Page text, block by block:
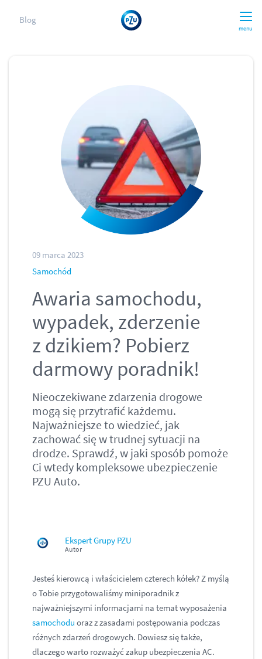
menu
Blog
09 marca 2023
Samochód
Awaria samochodu,
wypadek, zderzenie
z dzikiem? Pobierz
darmowy poradnik!
Ekspert Grupy PZU
Autor
Nieoczekiwane zdarzenia drogowe
mogą się przytrafić każdemu.
Najważniejsze to wiedzieć, jak
zachować się w trudnej sytuacji na
drodze. Sprawdź, w jaki sposób pomoże
Ci wtedy kompleksowe ubezpieczenie
PZU Auto.
Jesteś kierowcą i właścicielem czterech kółek? Z myślą
o Tobie przygotowaliśmy miniporadnik z
najważniejszymi informacjami na temat wyposażenia
samochodu oraz z zasadami postępowania podczas
różnych zdarzeń drogowych. Dowiesz się także,
dlaczego warto rozważyć zakup ubezpieczenia AC.